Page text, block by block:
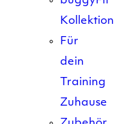
Kollektion
Für
dein
Training
Zuhause